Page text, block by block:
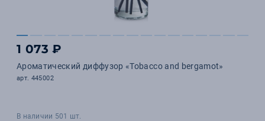
1 073 ₽
Ароматический диффузор «Tobacco and bergamot»
арт. 445002
В наличии 501 шт.